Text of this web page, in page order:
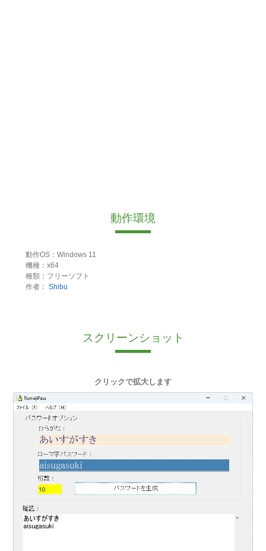
動作環境
動作OS：Windows 11
機種：x64
種類：フリーソフト
作者： Shibu
スクリーンショット
クリックで拡大します